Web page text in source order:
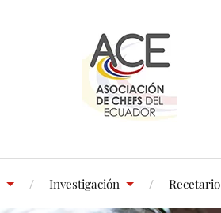
Investigación Recetario